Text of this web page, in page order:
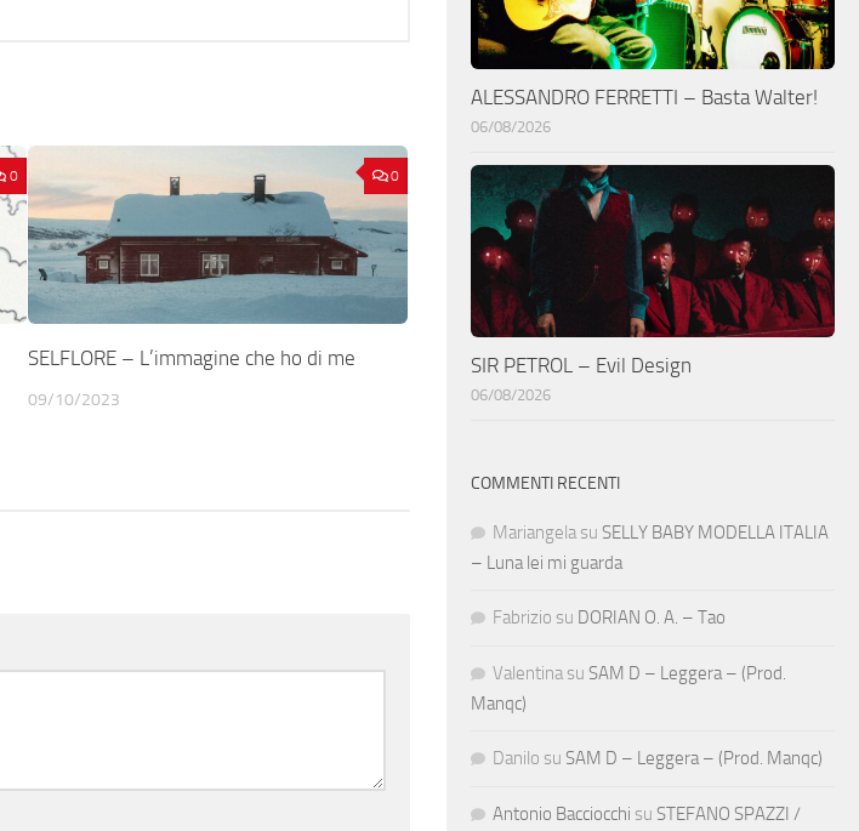
0 0
SELFLORE – L’immagine che ho di me
09/10/2023
ALESSANDRO FERRETTI – Basta Walter!
06/08/2026
SIR PETROL – Evil Design
06/08/2026
COMMENTI RECENTI
Mariangela su SELLY BABY MODELLA ITALIA
– Luna lei mi guarda
Fabrizio su DORIAN O. A. – Tao
Valentina su SAM D – Leggera – (Prod.
Manqc)
Danilo su SAM D – Leggera – (Prod. Manqc)
Antonio Bacciocchi su STEFANO SPAZZI /